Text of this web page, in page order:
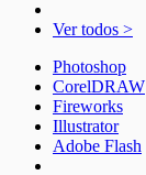
Ver todos >
Photoshop
CorelDRAW
Fireworks
Illustrator
Adobe Flash